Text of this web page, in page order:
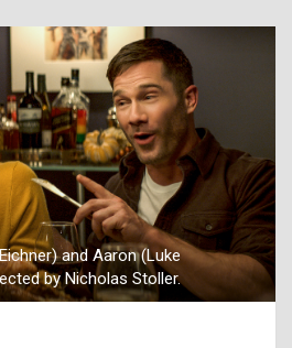
and Aaron (Luke
by Nicholas Stoller.